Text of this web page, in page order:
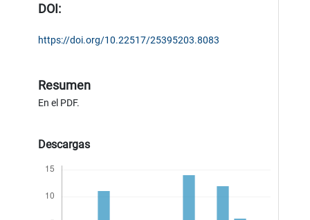
DOI:
https://doi.org/10.22517/25395203.8083
Resumen
En el PDF.
Descargas